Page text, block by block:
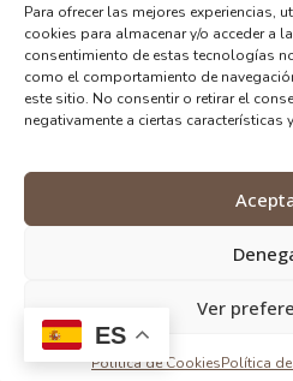
Para ofrecer las mejores
cookies para almacenar y/o acceder a
consentimiento de estas tecnologías
como el comportamiento de
este sitio. No consentir o retirar el
negativamente a ciertas características
Ver
Política de CookiesPolítica
o derecho de familia,
una consulta
ES